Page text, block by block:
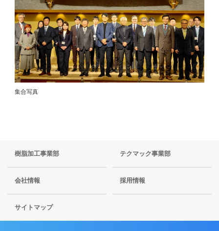
集合写真
樹脂加工事業部 テクマック事業部
会社情報 採用情報
サイトマップ